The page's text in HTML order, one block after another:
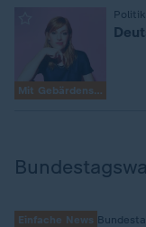
Mit Gebärdensprache
Politik
Einfache News